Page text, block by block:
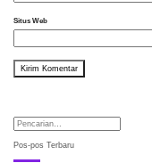
Situs Web
Pos-pos Terbaru